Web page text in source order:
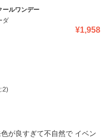
ールワンデー
ダ
¥1,958
2)
が良すぎて不自然で イベン